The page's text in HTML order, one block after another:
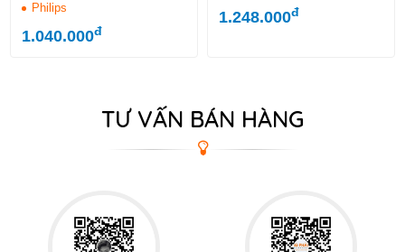
Philips
1.040.000đ
1.248.000đ
TƯ VẤN BÁN HÀNG